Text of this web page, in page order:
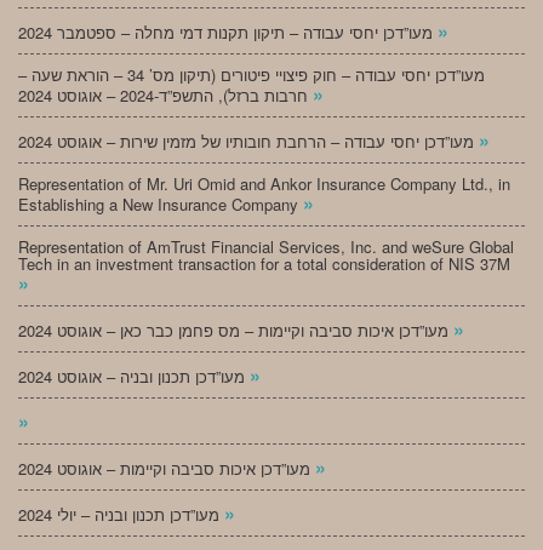
»
מעו”דכן יחסי עבודה – חוק פיצויי פיטורים (תיקון מס’ 34 – הוראת שעה –
»
»
Representation of Mr. Uri Omid and Ankor Insurance Company Ltd., in
Establishing a New Insurance Company »
Representation of AmTrust Financial Services, Inc. and weSure Global
Tech in an investment transaction for a total consideration of NIS 37M
»
»
»
»
»
»